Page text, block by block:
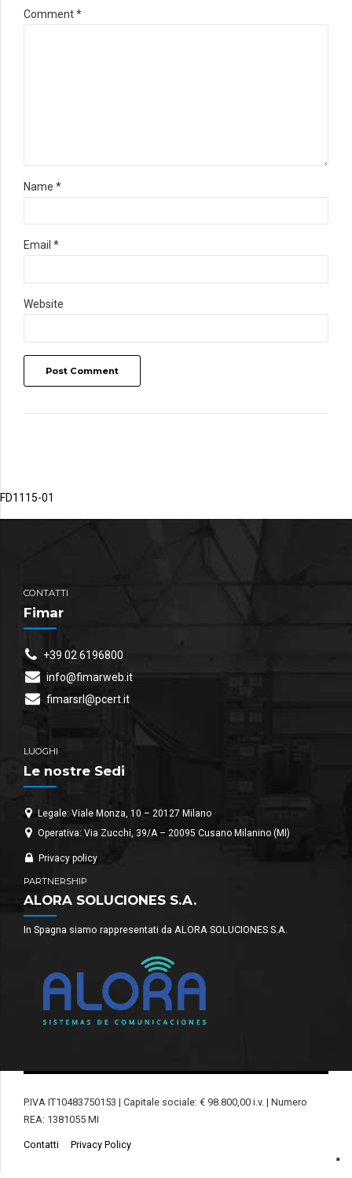
Comment*
Name *
Email *
Website
Post Comment
FD1115-01
CONTATTI
Fimar
+39 02 6196800
info@fimarweb.it
fimarsrl@pcert.it
LUOGHI
Le nostre Sedi
Legale: Viale Monza, 10 – 20127 Milano
Operativa: Via Zucchi, 39/A – 20095 Cusano Milanino (MI)
Privacy policy
PARTNERSHIP
ALORA SOLUCIONES S.A.
In Spagna siamo rappresentati da ALORA SOLUCIONES S.A.
P.IVA IT10483750153 | Capitale sociale: € 98.800,00 i.v. | Numero
REA: 1381055 MI
Contatti Privacy Policy